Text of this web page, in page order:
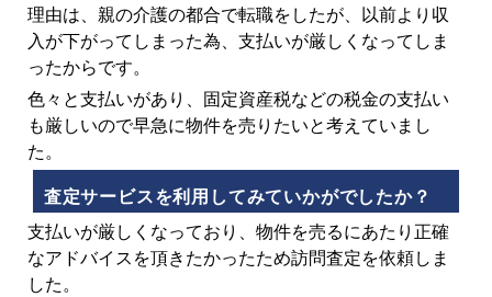
理由は、親の介護の都合で転職をしたが、以前より収
入が下がってしまった為、支払いが厳しくなってしま
ったからです。
色々と支払いがあり、固定資産税などの税金の支払い
も厳しいので早急に物件を売りたいと考えていまし
た。
査定サービスを利用してみていかがでしたか？
支払いが厳しくなっており、物件を売るにあたり正確
なアドバイスを頂きたかったため訪問査定を依頼しま
した。